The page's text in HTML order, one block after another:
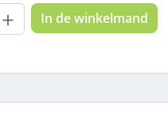
Voer
In de winkelmand